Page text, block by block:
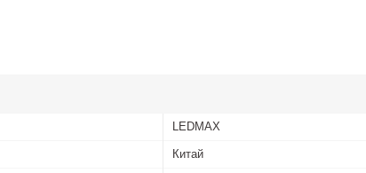
LEDMAX
Китай